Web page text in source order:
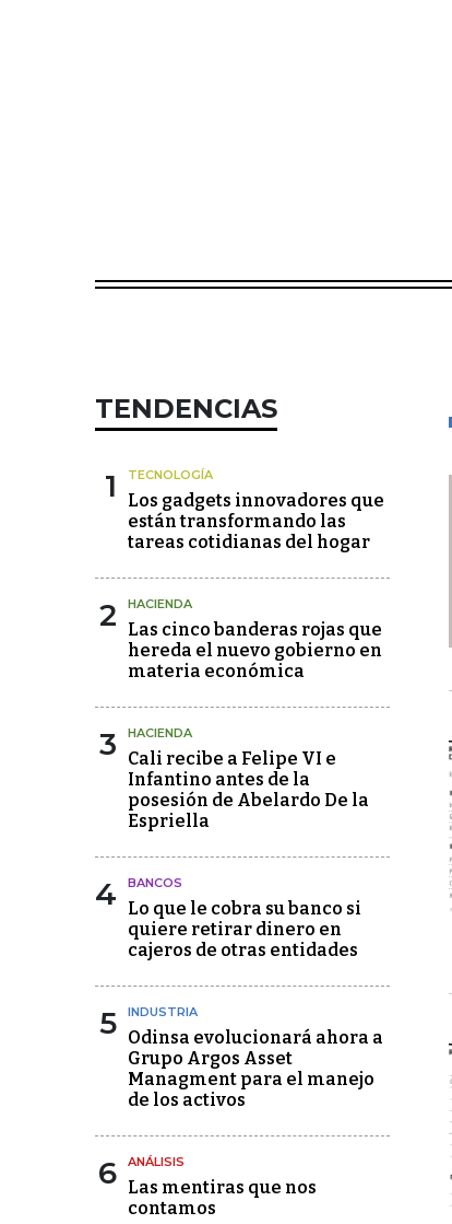
TENDENCIAS
1 TECNOLOGÍA
Los gadgets innovadores que
están transformando las
tareas cotidianas del hogar
2 HACIENDA
Las cinco banderas rojas que
hereda el nuevo gobierno en
materia económica
3 HACIENDA
Cali recibe a Felipe VI e
Infantino antes de la
posesión de Abelardo De la
Espriella
4 BANCOS
Lo que le cobra su banco si
quiere retirar dinero en
cajeros de otras entidades
5 INDUSTRIA
Odinsa evolucionará ahora a
Grupo Argos Asset
Managment para el manejo
de los activos
6 ANÁLISIS
Las mentiras que nos
contamos